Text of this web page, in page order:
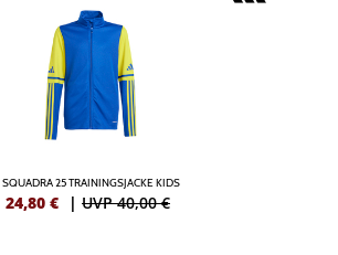
SQUADRA 25 TRAININGSJACKE KIDS
24,80 € | UVP 40,00 €